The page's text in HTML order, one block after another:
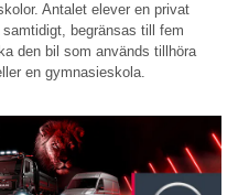
Antalet elever en privat
begränsas till fem
den bil som används tillhöra
en gymnasieskola.